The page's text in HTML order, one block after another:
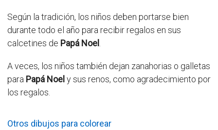
Según la tradición, los niños deben portarse bien
durante todo el año para recibir regalos en sus
calcetines de Papá Noel
A veces, los niños también dejan zanahorias o galletas
para Papá Noel y sus renos, como agradecimiento por
los regalos.
Otros dibujos para colorear